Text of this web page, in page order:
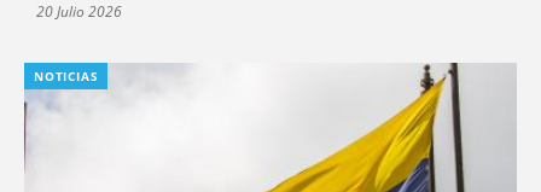
20 Julio 2026
NOTICIAS